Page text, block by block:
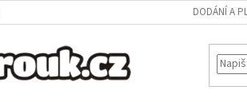
DODÁNÍ A